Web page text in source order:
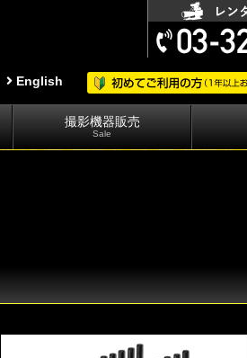
English
撮影機器販売
Sale